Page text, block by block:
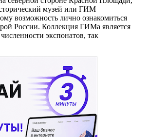
музей или ГИМ
возможность лично ознакомиться
России. Коллекция ГИМа является
экспонатов, так